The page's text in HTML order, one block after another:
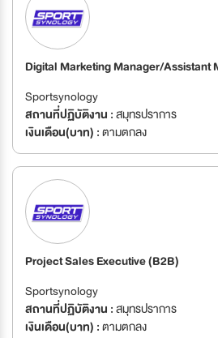
Digital Marketing Manager/Assistant
Sportsynology
สถานที่ปฏิบัติงาน :สมุทรปราการ
เงินเดือน(บาท) :ตามตกลง
Project Sales Executive (B2B)
Sportsynology
สถานที่ปฏิบัติงาน :สมุทรปราการ
เงินเดือน(บาท) :ตามตกลง